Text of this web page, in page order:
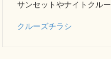
サンセットやナイトクル
クルーズチラシ